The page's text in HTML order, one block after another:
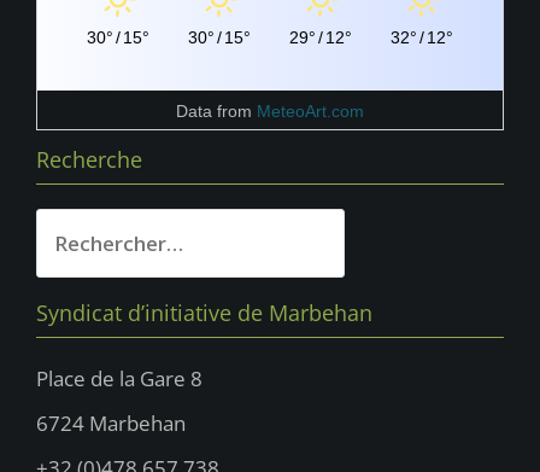
30°/15° 30°/15° 29°/12° 32°/12°
Data from MeteoArt.com
Recherche
Syndicat d’initiative de Marbehan
Place de la Gare 8
6724 Marbehan